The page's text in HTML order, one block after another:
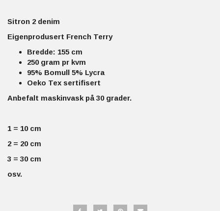
Sitron 2 denim
Eigenprodusert French Terry
Bredde: 155 cm
250 gram pr kvm
95% Bomull 5% Lycra
Oeko Tex sertifisert
Anbefalt maskinvask på 30 grader.
1 = 10 cm
2 = 20 cm
3 = 30 cm
osv.